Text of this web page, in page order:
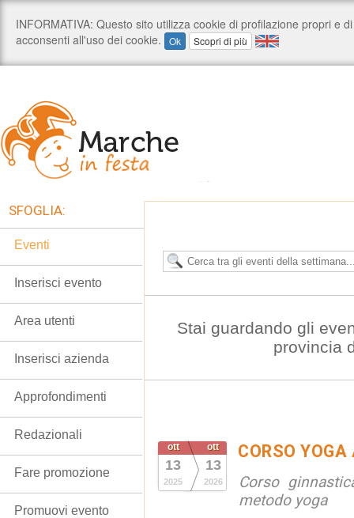
Stai guardando gli
provincia
ott
13
2025
ott
13
2026
CORSO
Corso
metodo yoga
SFOGLIA:
Eventi
Inserisci evento
Area utenti
Inserisci azienda
Approfondimenti
Redazionali
Fare promozione
Promuovi evento